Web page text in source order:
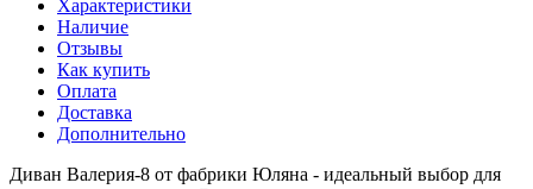
Характеристики
Наличие
Отзывы
Как купить
Оплата
Доставка
Дополнительно
Диван Валерия-8 от фабрики Юляна - идеальный выбор для